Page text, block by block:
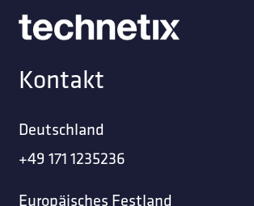
Kontakt
Deutschland
+49 171 1235236
Europäisches Festland